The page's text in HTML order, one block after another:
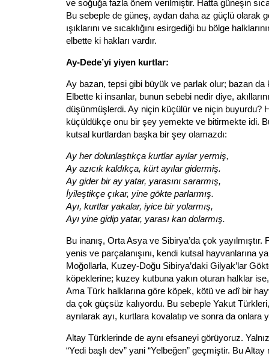
ve soğuğa fazla önem verilmiştir. Hatta güneşin
Bu sebeple de güneş, aydan daha az güçlü olarak
ışıklarını ve sıcaklığını esirgediği bu bölge
elbette ki hakları vardır.
Ay-Dede’yi yiyen kurtlar:
Ay bazan, tepsi gibi büyük ve parlak olur; bazan da
Elbette ki insanlar, bunun sebebi nedir diye,
düşünmüşlerdi. Ay niçin küçülür ve niçin buyurdu?
küçüldükçe onu bir şey yemekte ve bitirmekte idi.
kutsal kurtlardan başka bir şey olamazdı:
Ay her dolunlaştıkça kurtlar ayılar yermiş,
Ay azıcık kaldıkça, kürt ayılar gidermiş.
Ay gider bir ay yatar, yarasını sararmış,
İyileştikçe çıkar, yine gökte parlarmış.
Ayı, kurtlar yakalar, iyice bir yolarmış,
Ayı yine gidip yatar, yarası kan dolarmış.
Bu inanış, Orta Asya ve Sibirya’da çok
yenis ve parçalanışını, kendi kutsal hayvanlarına
Moğollarla, Kuzey-Doğu Sibirya’daki Gilyak’lar
köpeklerine; kuzey kutbuna yakın oturan halklar
Ama Türk halklarına göre köpek, kötü ve adî bir
da çok güçsüz kalıyordu. Bu sebeple Yakut
ayrılarak ayı, kurtlara kovalatıp ve sonra da onlara
Altay Türklerinde de aynı efsaneyi görüyoruz.
“Yedi başlı dev” yani “Yelbeğen” geçmiştir. Bu